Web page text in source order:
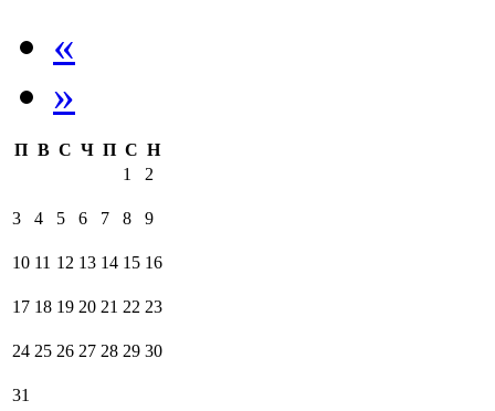
«
»
П В С Ч П С Н
1
2
3 4 5 6 7 8 9
10 11 12 13 14 15 16
17 18 19 20 21 22 23
24 25 26 27 28 29 30
31